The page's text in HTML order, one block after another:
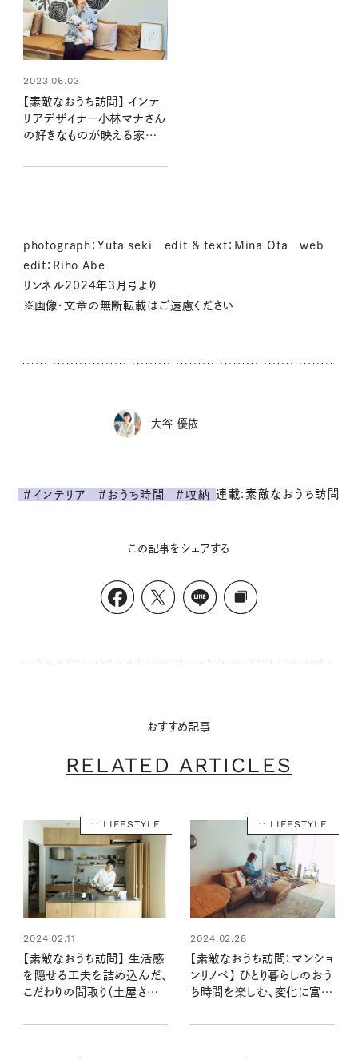
2023.06.03
【素敵なおうち訪問】 インテ
リアデザイナー小林マナさん
の好きなものが映える家づく
photograph：Yuta seki edit & text：Mina Ota web
edit：Riho Abe
リンネル2024年3月号より
※画像・文章の無断転載はご遠慮ください
大谷 優依
#インテリア #おうち時間 #収納 連載:素敵なおうち訪問
この記事をシェアする
おすすめ記事
RELATED ARTICLES
LIFESTYLE
2024.02.11
【素敵なおうち訪問】 生活感
を隠せる工夫を詰め込んだ、
こだわりの間取り（土屋さん
LIFESTYLE
2024.02.28
【素敵なおうち訪問：マンショ
ンリノベ】 ひとり暮らしのおう
ち時間を楽しむ、変化に富ん
編）